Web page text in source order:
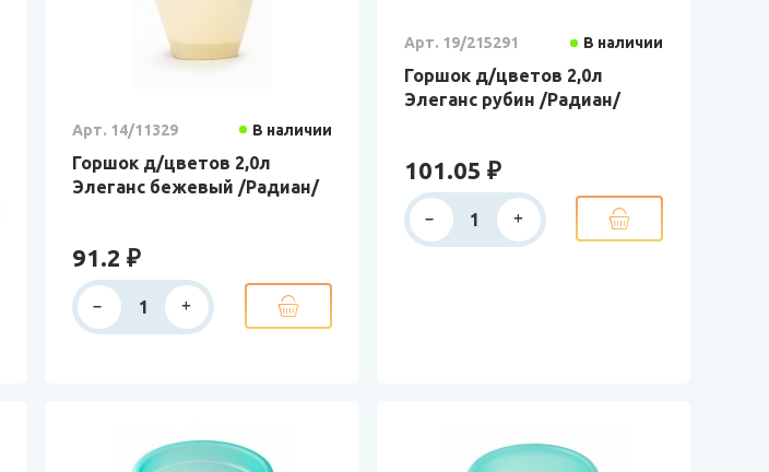
Арт. 14/11329 В наличии
Горшок д/цветов 2,0л
Элеганс бежевый /Радиан/
91.2 ₽
Арт. 19/215291 В наличии
Горшок д/цветов 2,0л
Элеганс рубин /Радиан/
101.05 ₽